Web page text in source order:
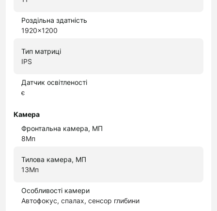
Роздільна здатність
1920x1200
Тип матриці
IPS
Датчик освітленості
є
Камера
Фронтальна камера, МП
8Мп
Тилова камера, МП
13Мп
Особливості камери
Автофокус, спалах, сенсор глибини